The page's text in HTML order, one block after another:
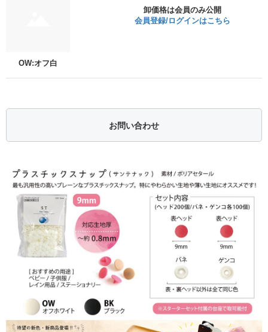
OW:オフ白
卸価格は会員のみ公開
会員登録/ログインはこちら
お問い合わせ